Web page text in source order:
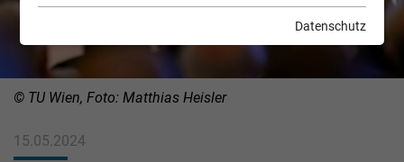
© TU Wien, Foto: Matthias Heisler
15.05.2024
Datenschutz